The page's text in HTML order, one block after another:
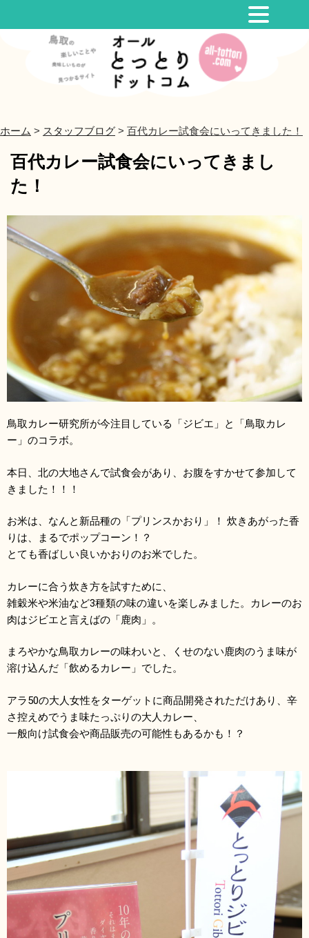
ホーム > スタッフブログ > 百代カレー試食会にいってきました！
百代カレー試食会にいってきまし
た！
鳥取カレー研究所が今注目している「ジビエ」と「鳥取カレ
ー」のコラボ。
本日、北の大地さんで試食会があり、お腹をすかせて参加して
きました！！！
お米は、なんと新品種の「プリンスかおり」！ 炊きあがった香
りは、まるでポップコーン！？
とても香ばしい良いかおりのお米でした。
カレーに合う炊き方を試すために、
雑穀米や米油など3種類の味の違いを楽しみました。カレーのお
肉はジビエと言えばの「鹿肉」。
まろやかな鳥取カレーの味わいと、くせのない鹿肉のうま味が
溶け込んだ「飲めるカレー」でした。
アラ50の大人女性をターゲットに商品開発されただけあり、辛
さ控えめでうま味たっぷりの大人カレー、
一般向け試食会や商品販売の可能性もあるかも！？